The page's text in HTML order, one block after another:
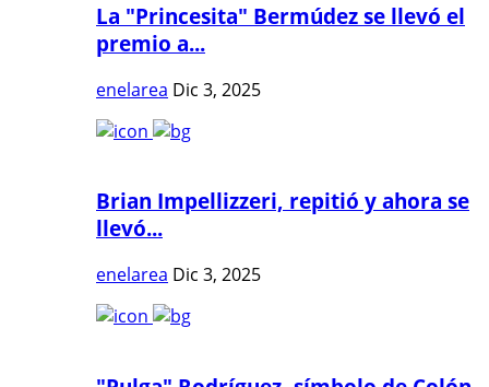
La "Princesita" Bermúdez se llevó el
premio a...
enelarea Dic 3, 2025
Brian Impellizzeri, repitió y ahora se
llevó...
enelarea Dic 3, 2025